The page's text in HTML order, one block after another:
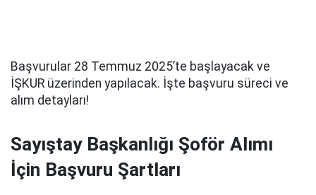
Başvurular 28 Temmuz 2025’te başlayacak ve
İŞKUR üzerinden yapılacak. İşte başvuru süreci ve
alım detayları!
Sayıştay Başkanlığı Şoför Alımı
İçin Başvuru Şartları